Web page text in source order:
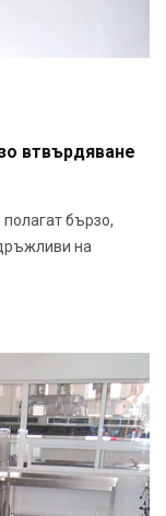
втвърдяване
бързо,
на